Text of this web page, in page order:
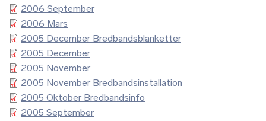
2006 September
2006 Mars
2005 December Bredbandsblanketter
2005 December
2005 November
2005 November Bredbandsinstallation
2005 Oktober Bredbandsinfo
2005 September